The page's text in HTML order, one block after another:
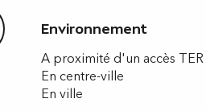
Environnement
Environnement
A proximité d'un accès TER
En centre-ville
En ville